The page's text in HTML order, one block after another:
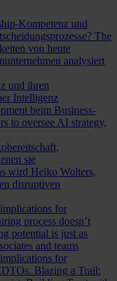
Kompetenz und
The
von heute
analysiert
und ihren
Intelligenz
beim Business-
to oversee AI strategy,
sie
wird Heiko Wolters,
disruptiven
for
process doesn’t
potential is just as
and teams
for
Blazing a Trail: